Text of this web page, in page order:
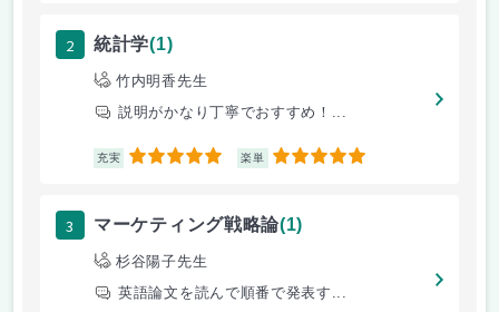
2 統計学(1)
竹内明香先生
説明がかなり丁寧でおすすめ！...
充実 5 楽単 5
3 マーケティング戦略論(1)
杉谷陽子先生
英語論文を読んで順番で発表す...